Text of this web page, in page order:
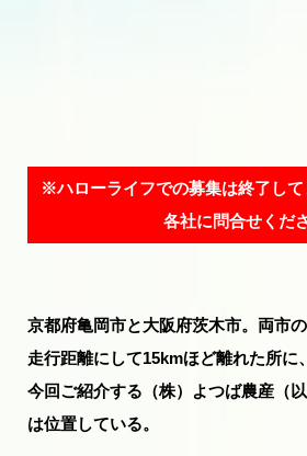
※ハローライフでの募集は終了し
各社に問合せくだ
京都府亀岡市と大阪府茨木市。両市の
走行距離にして15kmほど離れた所に、
今回ご紹介する（株）よつば農産（
は位置している。